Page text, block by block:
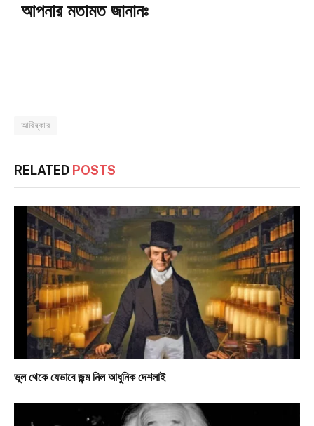
আপনার মতামত জানানঃ
আবিষ্কার
RELATED POSTS
ভুল থেকে যেভাবে জন্ম নিল আধুনিক দেশলাই